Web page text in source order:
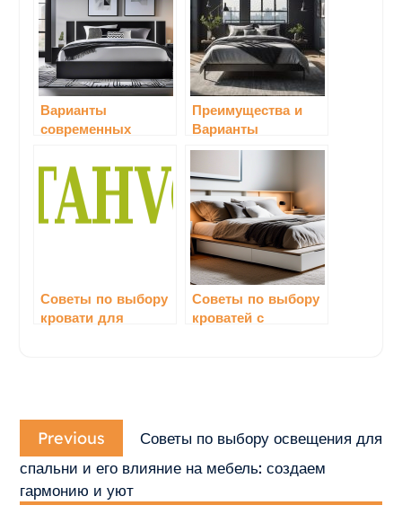
Варианты
современных
уникальным
дизайном: идеи
для стильного
интерьера спальни
Преимущества и
Варианты
Использования
Металлических
Кроватей
Советы по выбору
кровати для
Советы по выбору
кроватей с
Навигация
по
записям
Previous
post:
Советы по выбору освещения для
спальни и его влияние на мебель: создаем
гармонию и уют